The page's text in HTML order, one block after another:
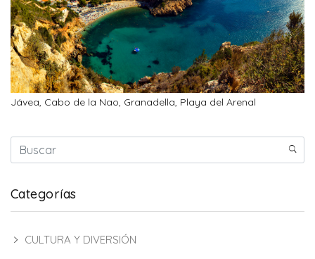
Jávea, Cabo de la Nao, Granadella, Playa del Arenal
Categorías
CULTURA Y DIVERSIÓN